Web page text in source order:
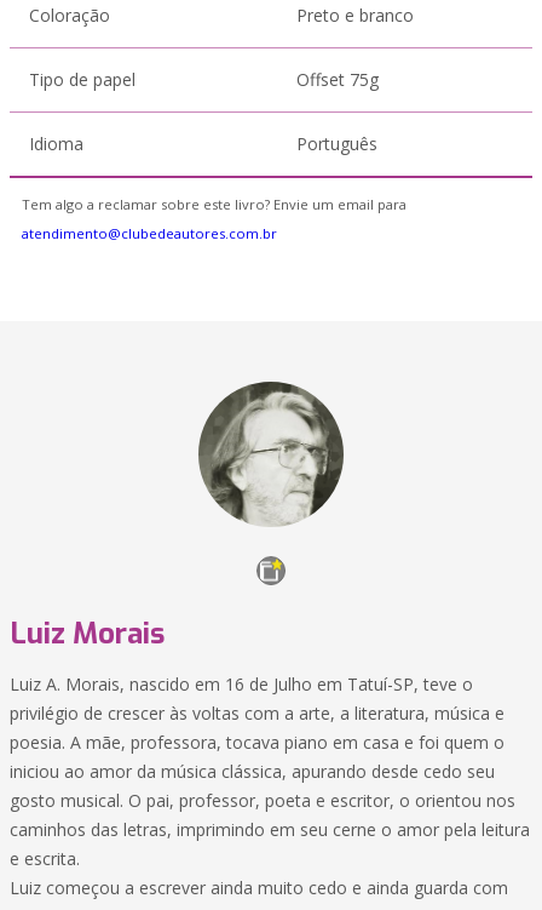
Coloração Preto e branco
Tipo de papel Offset 75g
Idioma Português
Tem algo a reclamar sobre este livro? Envie um email para
atendimento@clubedeautores.com.br
Luiz Morais
Luiz A. Morais, nascido em 16 de Julho em Tatuí-SP, teve o
privilégio de crescer às voltas com a arte, a literatura, música e
poesia. A mãe, professora, tocava piano em casa e foi quem o
iniciou ao amor da música clássica, apurando desde cedo seu
gosto musical. O pai, professor, poeta e escritor, o orientou nos
caminhos das letras, imprimindo em seu cerne o amor pela leitura
e escrita.
Luiz começou a escrever ainda muito cedo e ainda guarda com